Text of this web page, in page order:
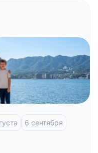
(Токио-
Киото
6 сентября